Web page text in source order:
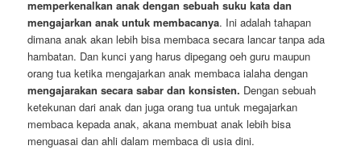
memperkenalkan anak dengan sebuah suku kata dan
mengajarkan anak untuk membacanya. Ini adalah tahapan
dimana anak akan lebih bisa membaca secara lancar tanpa ada
hambatan. Dan kunci yang harus dipegang oeh guru maupun
orang tua ketika mengajarkan anak membaca ialaha dengan
mengajarakan secara sabar dan konsisten. Dengan sebuah
ketekunan dari anak dan juga orang tua untuk megajarkan
membaca kepada anak, akana membuat anak lebih bisa
menguasai dan ahli dalam membaca di usia dini.